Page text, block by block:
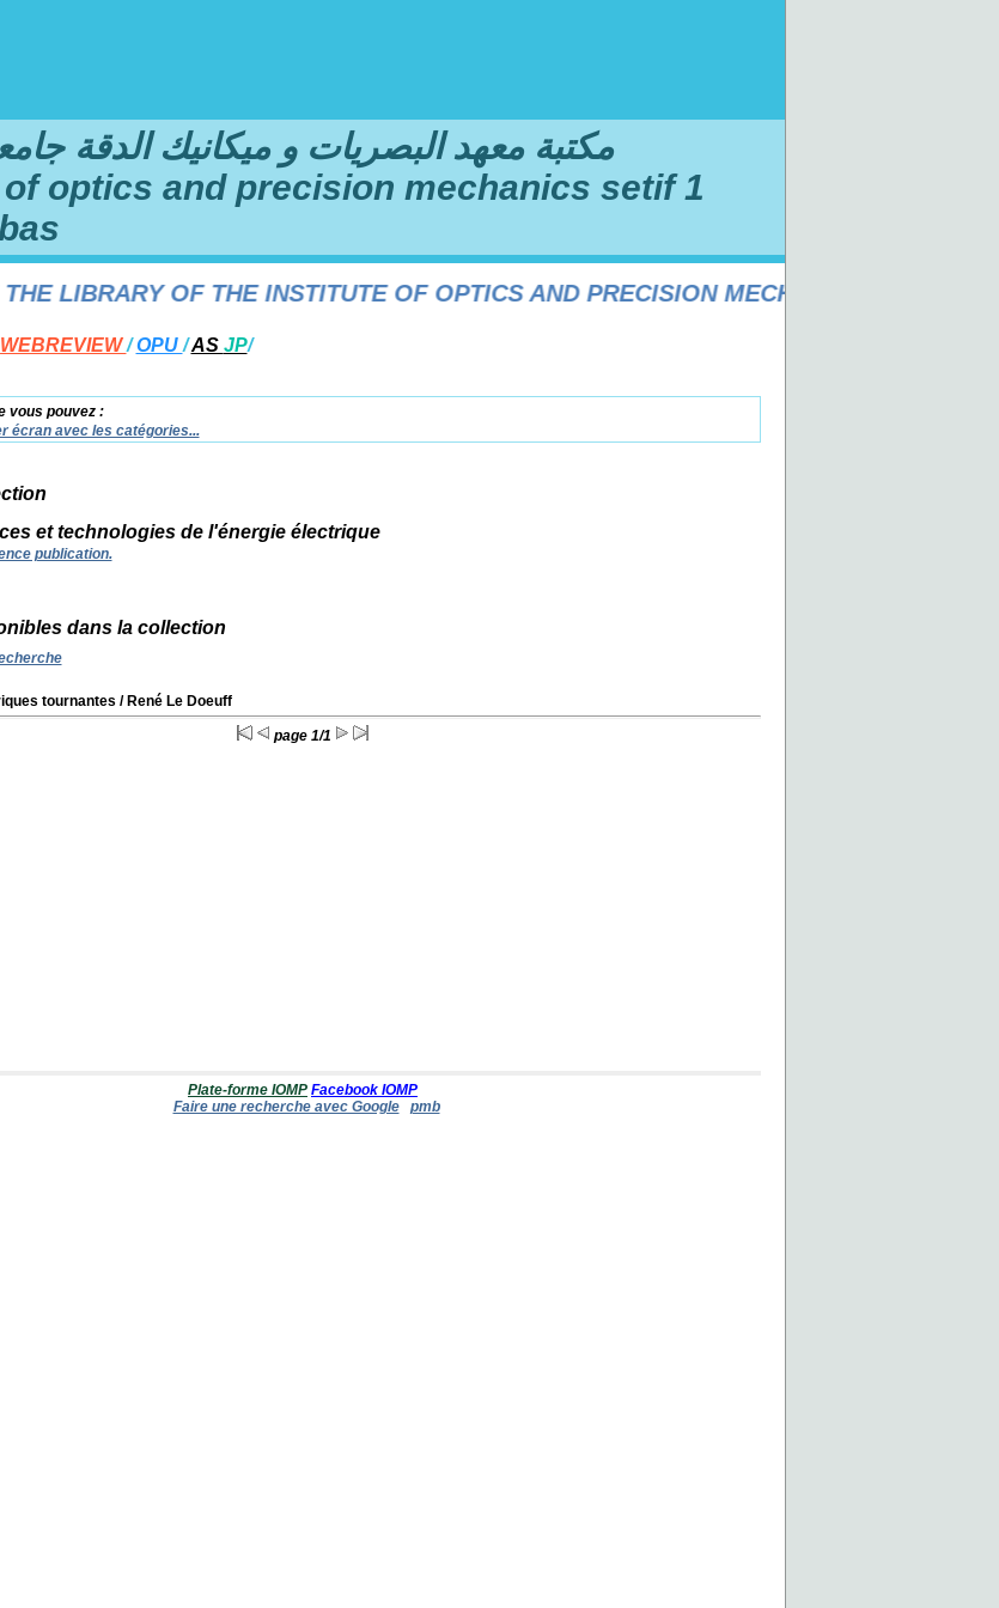
مكتبة معهد البصريات و ميكانيك الدقة جامعة سطيف
optics and precision mechanics setif 1
WEBREVIEW/OPU /AS JP/
vous pouvez :
écran avec les catégories...
et technologies de l'énergie électrique
publication.
dans la collection
tournantes / René Le Doeuff
page 1/1
Plate-forme IOMP Facebook IOMP
Faire une recherche avec Google
pmb
LIBRARY OF THE INSTITUTE OF OPTICS AND PRECISION MECHANICS SÉTIF 1